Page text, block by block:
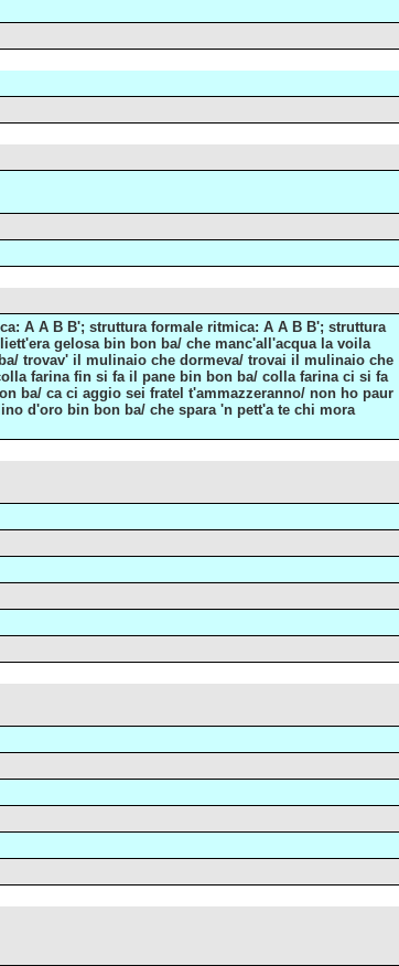
A A B B'; struttura formale ritmica: A A B B'; struttura
gelosa bin bon ba/ che manc'all'acqua la voila
trovav' il mulinaio che dormeva/ trovai il mulinaio che
farina fin si fa il pane bin bon ba/ colla farina ci si fa
ba/ ca ci aggio sei fratel t'ammazzeranno/ non ho paur
d'oro bin bon ba/ che spara 'n pett'a te chi mora